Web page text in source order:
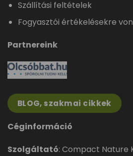
Szállítási feltételek
Fogyasztói értékelésekre
Partnereink
BLOG, szakmai cikkek
Céginformáció
Szolgáltató: Compact Nature